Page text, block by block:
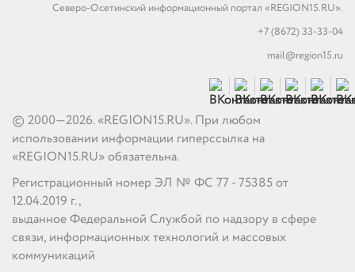
Северо-Осетинский информационный портал «REGION15.RU».
+7 (8672) 33-33-04
mail@region15.ru
© 2000—2026. «REGION15.RU». При любом
использовании информации гиперссылка на
«REGION15.RU» обязательна.
Регистрационный номер ЭЛ № ФС 77 - 75385 от
12.04.2019 г.,
выданное Федеральной Службой по надзору в сфере
связи, информационных технологий и массовых
коммуникаций